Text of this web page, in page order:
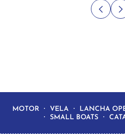
MOTOR VELA LANCHA
SMALL BOATS